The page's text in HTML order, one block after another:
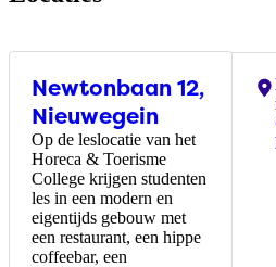
Newtonbaan 12,
Nieuwegein
Op de leslocatie van het
Horeca & Toerisme
College krijgen studenten
les in een modern en
eigentijds gebouw met
een restaurant, een hippe
coffeebar, een